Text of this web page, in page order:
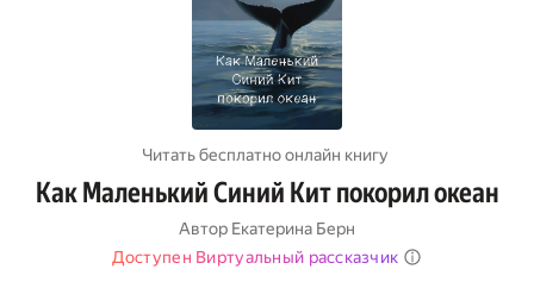
Читать бесплатно онлайн книгу
Как Маленький Синий Кит покорил океан
Автор Екатерина Берн
Доступен Виртуальный рассказчик